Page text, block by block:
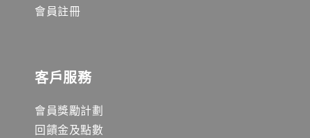
會員註冊
客戶服務
會員獎勵計劃
回饋金及點數